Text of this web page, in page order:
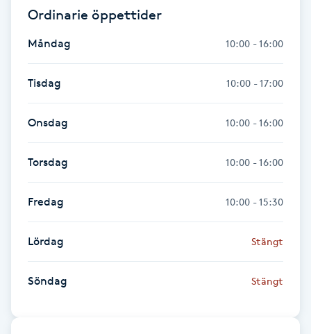
Färgning
Föning
Gel naglar
Gelenaglar
Gellack
Gellack med förstärkning
Ordinarie öppettider
Måndag 10:00 - 16:00
Tisdag 10:00 - 17:00
Onsdag 10:00 - 16:00
Torsdag 10:00 - 16:00
Fredag 10:00 - 15:30
Lördag Stängt
Söndag Stängt